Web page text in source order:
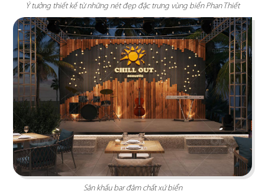
PHÊ LA
Dự án mới nhất của chúng tôi, Phê La - Biên Hòa
tọa lạc trên con đường Võ Thị Sáu sầm uất...
Chi tiết
Ý tưởng thiết kế từ những nét đẹp đặc trưng vùng biển Phan Thiết
Sân khấu bar đậm chất xứ biển